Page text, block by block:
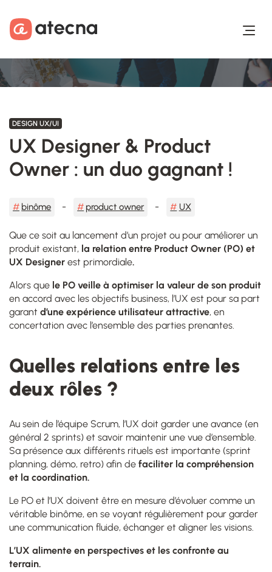
DESIGN UX/UI
UX Designer & Product
Owner : un duo gagnant !
binôme product owner UX
Que ce soit au lancement d’un projet ou pour améliorer un
produit existant, la relation entre Product Owner (PO) et
UX Designer est primordiale.
Alors que le PO veille à optimiser la valeur de son produit
en accord avec les objectifs business, l’UX est pour sa part
garant d’une expérience utilisateur attractive, en
concertation avec l’ensemble des parties prenantes.
Quelles relations entre les
deux rôles ?
Au sein de l’équipe Scrum, l’UX doit garder une avance (en
général 2 sprints) et savoir maintenir une vue d’ensemble.
Sa présence aux différents rituels est importante (sprint
planning, démo, retro) afin de faciliter la compréhension
et la coordination.
Le PO et l’UX doivent être en mesure d’évoluer comme un
véritable binôme, en se voyant régulièrement pour garder
une communication fluide, échanger et aligner les visions.
L’UX alimente en perspectives et les confronte au
terrain.